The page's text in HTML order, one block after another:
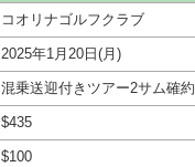
コオリナゴルフクラブ
2025年1月20日(月)
混乗送迎付きツアー2サム確約
$435
$100